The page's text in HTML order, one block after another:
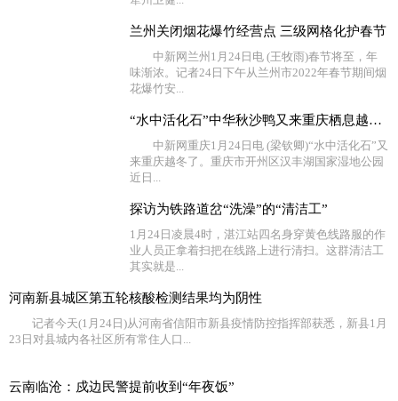
兰州关闭烟花爆竹经营点 三级网格化护春节
中新网兰州1月24日电 (王牧雨)春节将至，年
味渐浓。记者24日下午从兰州市2022年春节期间烟
花爆竹安...
“水中活化石”中华秋沙鸭又来重庆栖息越冬了
中新网重庆1月24日电 (梁钦卿)“水中活化石”又
来重庆越冬了。重庆市开州区汉丰湖国家湿地公园
近日...
探访为铁路道岔“洗澡”的“清洁工”
1月24日凌晨4时，湛江站四名身穿黄色线路服的作
业人员正拿着扫把在线路上进行清扫。这群清洁工
其实就是...
河南新县城区第五轮核酸检测结果均为阴性
记者今天(1月24日)从河南省信阳市新县疫情防控指挥部获悉，新县1月
23日对县城内各社区所有常住人口...
云南临沧：戍边民警提前收到“年夜饭”